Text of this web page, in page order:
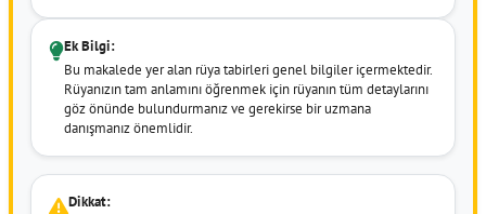
Ek Bilgi:
Bu makalede yer alan rüya tabirleri genel bilgiler içermektedir.
Rüyanızın tam anlamını öğrenmek için rüyanın tüm detaylarını
göz önünde bulundurmanız ve gerekirse bir uzmana
danışmanız önemlidir.
Dikkat: